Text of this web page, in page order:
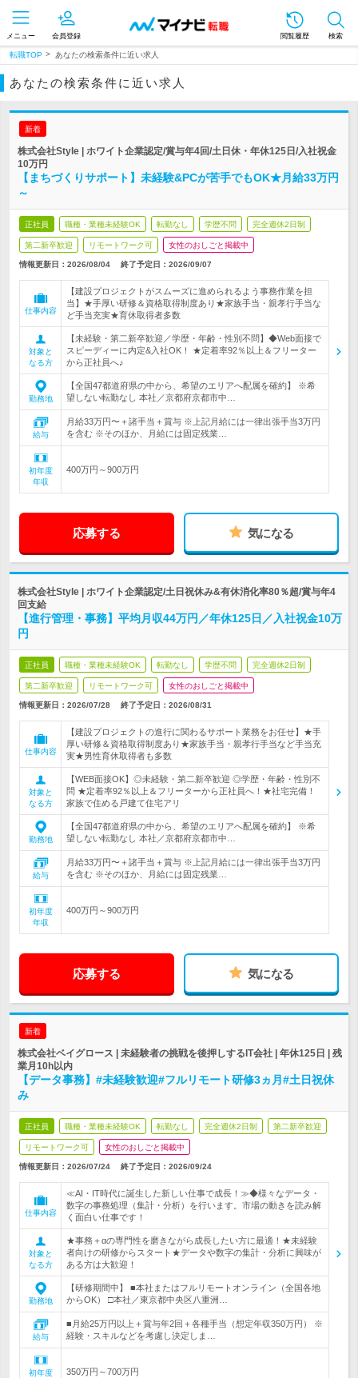
メニュー 会員登録 閲覧履歴 検索
転職TOP あなたの検索条件に近い求人
あなたの検索条件に近い求人
新着
株式会社Style | ホワイト企業認定/賞与年4回/土日休・年休125日/入社祝金
10万円
【まちづくりサポート】未経験&PCが苦手でもOK★月給33万円
～
正社員 職種・業種未経験OK 転勤なし 学歴不問 完全週休2日制
第二新卒歓迎 リモートワーク可 女性のおしごと掲載中
情報更新日：2026/08/04 終了予定日：2026/09/07
仕事内容
【建設プロジェクトがスムーズに進められるよう事務作業を担
当】★手厚い研修＆資格取得制度あり★家族手当・親孝行手当な
ど手当充実★育休取得者多数
対象と
なる方
【未経験・第二新卒歓迎／学歴・年齢・性別不問】◆Web面接で
スピーディーに内定&入社OK！ ★定着率92％以上＆フリーター
から正社員へ♪
勤務地
【全国47都道府県の中から、希望のエリアへ配属を確約】 ※希
望しない転勤なし 本社／京都府京都市中…
給与
月給33万円〜＋諸手当＋賞与 ※上記月給には一律出張手当3万円
を含む ※そのほか、月給には固定残業…
初年度
年収
400万円～900万円
応募する 気になる
株式会社Style | ホワイト企業認定/土日祝休み&有休消化率80％超/賞与年4
回支給
【進行管理・事務】平均月収44万円／年休125日／入社祝金10万
円
正社員 職種・業種未経験OK 転勤なし 学歴不問 完全週休2日制
第二新卒歓迎 リモートワーク可 女性のおしごと掲載中
情報更新日：2026/07/28 終了予定日：2026/08/31
仕事内容
【建設プロジェクトの進行に関わるサポート業務をお任せ】★手
厚い研修＆資格取得制度あり★家族手当・親孝行手当など手当充
実★男性育休取得者も多数
対象と
なる方
【WEB面接OK】◎未経験・第二新卒歓迎 ◎学歴・年齢・性別不
問 ★定着率92％以上＆フリーターから正社員へ！★社宅完備！
家族で住める戸建て住宅アリ
勤務地
【全国47都道府県の中から、希望のエリアへ配属を確約】 ※希
望しない転勤なし 本社／京都府京都市中…
給与
月給33万円〜＋諸手当＋賞与 ※上記月給には一律出張手当3万円
を含む ※そのほか、月給には固定残業…
初年度
年収
400万円～900万円
応募する 気になる
新着
株式会社ベイグロース | 未経験者の挑戦を後押しするIT会社 | 年休125日 | 残
業月10h以内
【データ事務】#未経験歓迎#フルリモート研修3ヵ月#土日祝休
み
正社員 職種・業種未経験OK 転勤なし 完全週休2日制 第二新卒歓迎
リモートワーク可 女性のおしごと掲載中
情報更新日：2026/07/24 終了予定日：2026/09/24
仕事内容
≪AI・IT時代に誕生した新しい仕事で成長！≫◆様々なデータ・
数字の事務処理（集計・分析）を行います。市場の動きを読み解
く面白い仕事です！
対象と
なる方
★事務＋αの専門性を磨きながら成長したい方に最適！★未経験
者向けの研修からスタート★データや数字の集計・分析に興味が
ある方は大歓迎！
勤務地
【研修期間中】 ■本社またはフルリモートオンライン（全国各地
からOK） □本社／東京都中央区八重洲…
給与
■月給25万円以上＋賞与年2回＋各種手当（想定年収350万円） ※
経験・スキルなどを考慮し決定しま…
初年度
350万円～700万円